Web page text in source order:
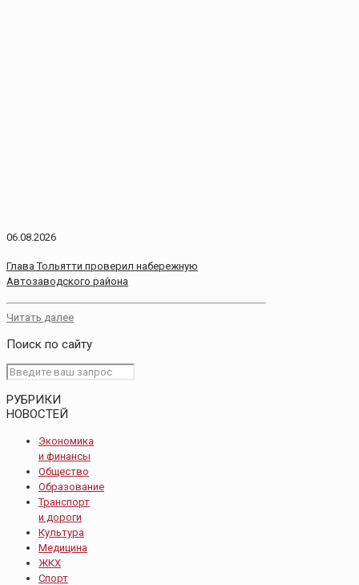
06.08.2026
Глава Тольятти проверил набережную
Автозаводского района
Читать далее
Поиск по сайту
РУБРИКИ
НОВОСТЕЙ
Экономика
и финансы
Общество
Образование
Транспорт
и дороги
Культура
Медицина
ЖКХ
Спорт